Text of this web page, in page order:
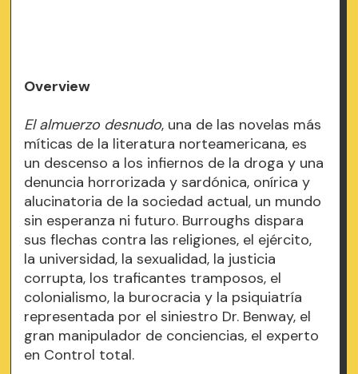
Overview
El almuerzo desnudo, una de las novelas más
míticas de la literatura norteamericana, es
un descenso a los infiernos de la droga y una
denuncia horrorizada y sardónica, onírica y
alucinatoria de la sociedad actual, un mundo
sin esperanza ni futuro. Burroughs dispara
sus flechas contra las religiones, el ejército,
la universidad, la sexualidad, la justicia
corrupta, los traficantes tramposos, el
colonialismo, la burocracia y la psiquiatría
representada por el siniestro Dr. Benway, el
gran manipulador de conciencias, el experto
en Control total.